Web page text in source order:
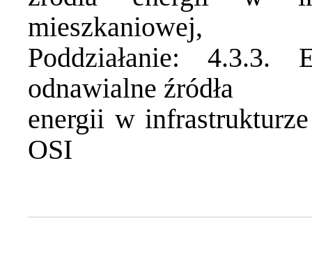
mieszkaniowej,
Poddziałanie: 4.3.3.
odnawialne źródła
energii w
OSI